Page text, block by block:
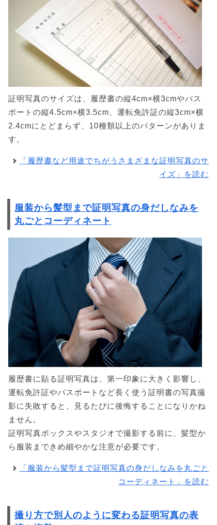
証明写真のサイズは、履歴書の縦4cm×横3cmやパス
ポートの縦4.5cm×横3.5cm、運転免許証の縦3cm×横
2.4cmにとどまらず、10種類以上のパターンがありま
す。
「履歴書など用途でちがうさまざまな証明写真のサ
イズ」を読む
服装から髪型まで証明写真の身だしなみを
丸ごとコーディネート
履歴書に貼る証明写真は、第一印象に大きく影響し、
運転免許証やパスポートなど長く使う証明書の写真撮
影に失敗すると、見るたびに後悔することになりかね
ません。
証明写真ボックスやスタジオで撮影する前に、髪型か
ら服装まできめ細やかな注意が必要です。
「服装から髪型まで証明写真の身だしなみを丸ごと
コーディネート」を読む
撮り方で別人のように変わる証明写真の表